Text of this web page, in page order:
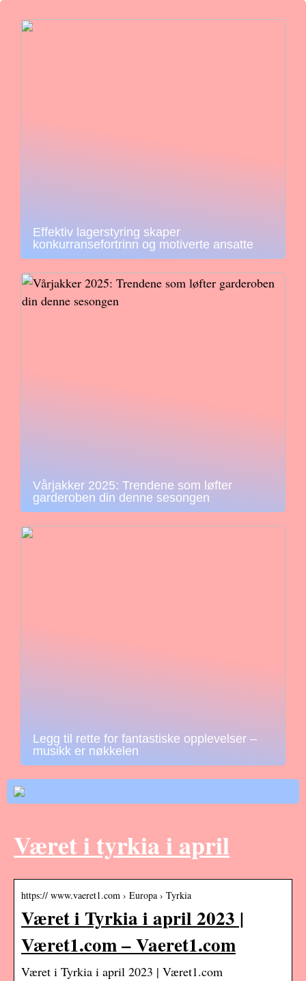
Effektiv lagerstyring skaper
konkurransefortrinn og motiverte ansatte
Vårjakker 2025: Trendene som løfter
garderoben din denne sesongen
Legg til rette for fantastiske opplevelser –
musikk er nøkkelen
Været i tyrkia i april
https:// www.vaeret1.com › Europa › Tyrkia
Været i Tyrkia i april 2023 |
Været1.com – Vaeret1.com
Været i Tyrkia i april 2023 | Været1.com